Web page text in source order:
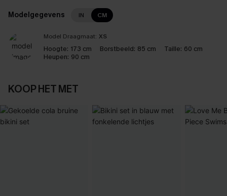
Modelgegevens IN CM
Model Draagmaat: XS
Hoogte: 173 cm Borstbeeld: 85 cm Taille: 60 cm
Heupen: 90 cm
KOOP HET MET